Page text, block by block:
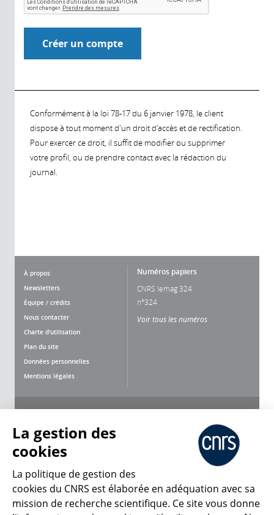
Conformément à la loi 78-17 du 6 janvier 1978, le client
dispose à tout moment d'un droit d'accès et de rectification.
Pour exercer ce droit, il suffit de modifier ou supprimer
votre profil, ou de prendre contact avec la rédaction du
journal.
À propos
Newsletters
Équipe / crédits
Nous contacter
Charte d'utilisation
Plan du site
Données personnelles
Mentions légales
Numéros papiers
CNRS lemag 324
n°324
Voir tous les numéros
CNRS Le Mag
La gestion des
cookies
La politique de gestion des
cookies du CNRS est élaborée en adéquation avec sa
mission de recherche scientifique. Ce site vous donne